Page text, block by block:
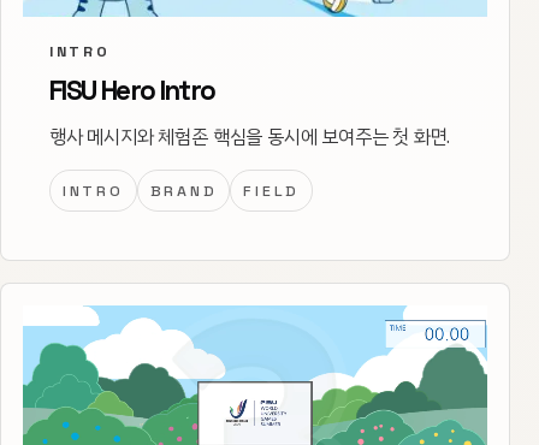
INTRO
FISU Hero Intro
행사 메시지와 체험존 핵심을 동시에 보여주는 첫 화면.
INTRO BRAND FIELD